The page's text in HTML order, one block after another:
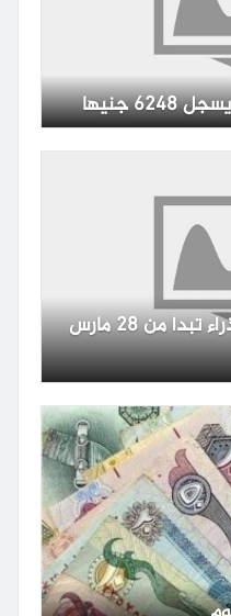
توقعات أسبوعية لبرج العذراء تبدأ من 28 مارس